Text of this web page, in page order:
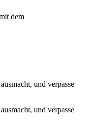
dem
und verpasse
und verpasse